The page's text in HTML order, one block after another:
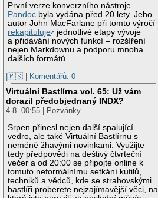
První verze konverzního nástroje
Pandoc byla vydána před 20 lety. Jeho
autor John MacFarlane při tomto výročí
rekapituluje
jednotlivé etapy vývoje
a přidávání nových funkcí – rozšíření
nejen Markdownu a podporu mnoha
dalších formátů.
|🇵🇸 | Komentářů: 0
Virtuální Bastlírna vol. 65: Už vám
dorazil předobjednaný INDX?
4.8. 00:55 | Pozvánky
Srpen přinesl nejen další spalující
vedro, ale také Virtuální Bastlírnu s
neméně žhavými novinkami. Využijte
tedy předpovědi na deštivý čtvrteční
večer a od 20:00 se připojte online k
tomuto neformálnímu setkání kutilů,
techniků a vědců, kde se strahovskými
bastlíři proberete nejzajímavější věci, na